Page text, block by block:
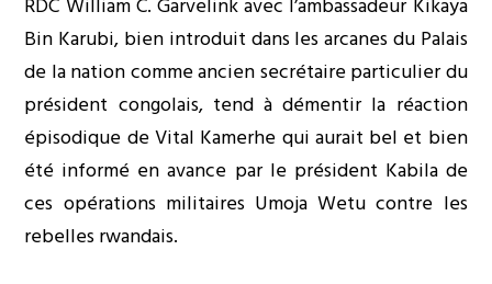
Bin Karubi, bien introduit dans les arcanes du Palais
de la nation comme ancien secrétaire particulier du
président congolais, tend à démentir la réaction
épisodique de Vital Kamerhe qui aurait bel et bien
été informé en avance par le président Kabila de
ces opérations militaires Umoja Wetu contre les
rebelles rwandais.